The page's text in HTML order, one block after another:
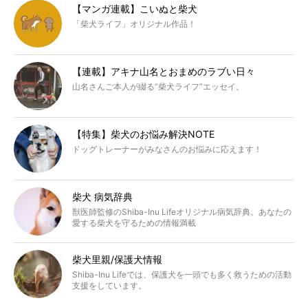
【マンガ連載】こいぬと柴犬
「柴犬ライフ」オリジナル作品！
【連載】アキナ山名とおまめのラブい日々
山名さんご本人が綴る“柴犬ライフ”エッセイ。
【特集】柴犬のお悩み解決NOTE
ドッグトレーナーがみなさんのお悩みに応えます！
柴犬 病気辞典
獣医師監修のShiba-Inu Lifeオリジナル病気辞典。あなたの
愛する柴犬を守るための情報満載
柴犬里親/保護犬情報
Shiba-Inu Lifeでは、保護犬を一頭でも多く救うための活動
支援をしています。